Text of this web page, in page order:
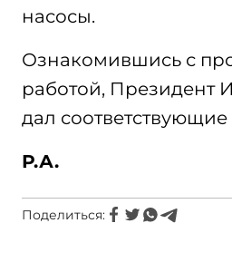
насосы.
Ознакомившись с
работой, Президент
дал
Р.А.
Поделиться: